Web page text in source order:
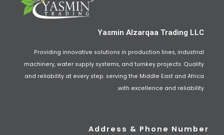
Yasmin Alzarqaa Trading LLC
Providing innovative solutions in production lines, industrial
machinery, water supply systems, and turnkey projects. Quality
and reliability at every step. serving the Middle East and Africa
with excellence and reliability.
Address & Phone Number